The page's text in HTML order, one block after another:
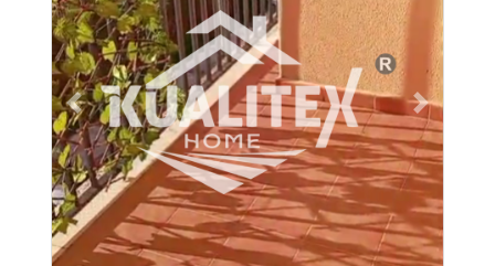
Previous Next